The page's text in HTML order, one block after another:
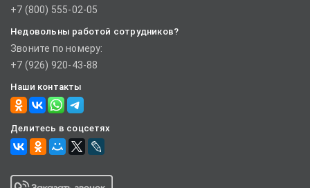
+7 (800) 555-02-05
Недовольны работой сотрудников?
Звоните по номеру:
+7 (926) 920-43-88
Наши контакты
Делитесь в соцсетях